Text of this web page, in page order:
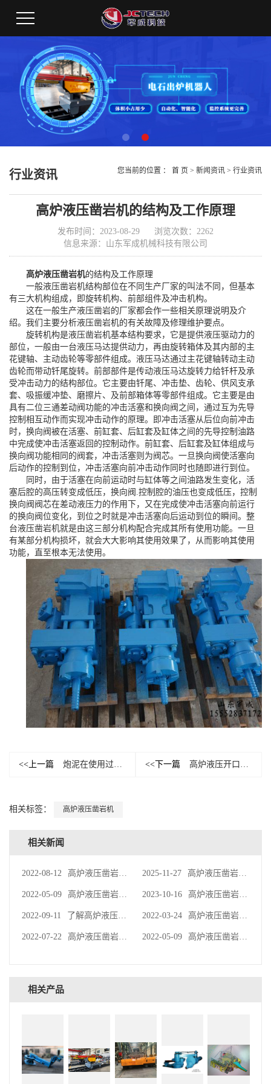
行业资讯 您当前的位置 ： 首 页 > 新闻资讯 > 行业资讯
高炉液压凿岩机的结构及工作原理
发布时间：2023-08-29
浏览次数：2262
信息来源：山东军成机械科技有限公司
高炉液压凿岩机的结构及工作原理
一般液压凿岩机结构部位在不同生产厂家的叫法不同，但基本
有三大机构组成，即旋转机构、前部组件及冲击机构。
这在一般生产液压凿岩的厂家都会作一些相关原理说明及介
绍。我们主要分析液压凿岩机的有关故障及修理维护要点。
旋转机构是液压凿岩机基本结构要求，它是提供液压驱动力的
部位，一般由一台液压马达提供动力，再由旋转箱体及其内部的主
花键轴、主动齿轮等零部件组成。 液压马达通过主花键轴转动主动
齿轮而带动钎尾旋转。前部部件是传动液压马达旋转力给钎杆及承
受冲击动力的结构部位。它主要由钎尾、冲击垫、齿轮、供风支承
套、吸振缓冲垫、磨擦片、及前部箱体等零部件组成。它主要是由
具有二位三通差动阀功能的冲击活塞和换向阀之间，通过互为先导
控制相互动作而实现冲击动作的原理。即冲击活塞从后位向前冲击
时，换向阀被在活塞、前缸套、后缸套及缸体之间的先导控制油路
中完成使冲击活塞返回的控制动作。前缸套、后缸套及缸体组成与
换向阀功能相同的阀套，冲击活塞则为阀芯。一旦换向阀使活塞向
后动作的控制到位，冲击活塞向前冲击动作同时也随即进行到位。
同时，由于活塞在向前运动时与缸体等之间油路发生变化，活
塞后腔的高压转变成低压，换向阀.控制腔的油压也变成低压，控制
换向阀阀芯在差动液压力的作用下，又在完成使冲击活塞向前运行
的换向阀位变化，到位之时就是冲击活塞向后运动到位的瞬间。整
台液压凿岩机就是由这三部分机构配合完成其所有使用功能。一旦
有某部分机构损坏，就会大大影响其使用效果了，从而影响其使用
功能，直至根本无法使用。
<<上一篇 炮泥在使用过程中损毁的主要原因有哪些？ <<下一篇 高炉液压开口机工作原理及运行操作情况
相关标签： 高炉液压凿岩机
相关新闻
2022-08-12 高炉液压凿岩机工作原理 2025-11-27 高炉液压凿岩机工作时的注意事项
2022-05-09 高炉液压凿岩机的适用范围 2023-10-16 高炉液压凿岩机冲击循环过程
2022-09-11 了解高炉液压凿岩机的应用 2022-03-24 高炉液压凿岩机的基本性能
2022-07-22 高炉液压凿岩机的制造工艺 2022-05-09 高炉液压凿岩机的基本功能与组成
相关产品